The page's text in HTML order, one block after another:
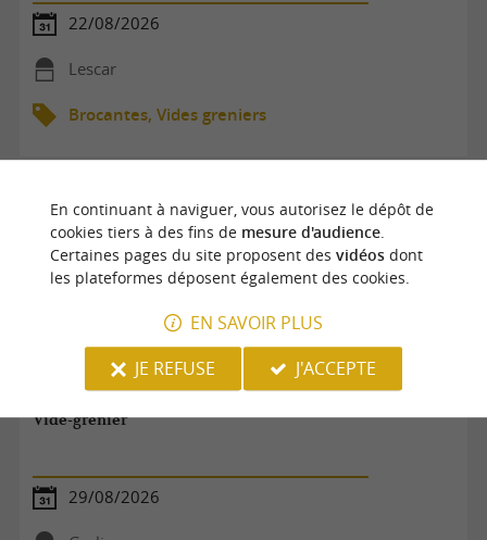
22/08/2026
Lescar
Brocantes, Vides greniers
Vide-grenier
29/08/2026
En continuant à naviguer, vous autorisez le dépôt de
cookies tiers à des fins de mesure d'audience.
Certaines pages du site proposent des vidéosdont
les plateformes déposent également des cookies.
EN SAVOIR PLUS
JE REFUSE
J'ACCEPTE